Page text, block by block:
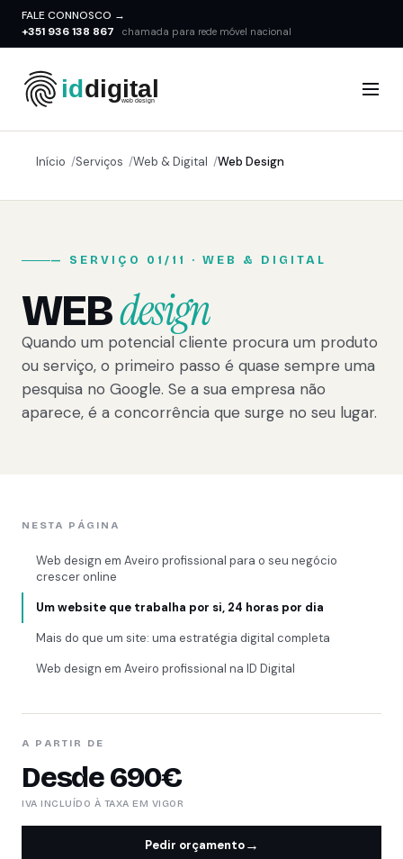
FALE CONNOSCO →
+351 936 138 867
chamada para rede móvel nacional
Início Serviços Web & Digital Web Design
— SERVIÇO 01/11 · WEB & DIGITAL
WEBdesign
Quando um potencial cliente procura um produto
ou serviço, o primeiro passo é quase sempre uma
pesquisa no Google. Se a sua empresa não
aparece, é a concorrência que surge no seu lugar.
NESTA PÁGINA
Web design em Aveiro profissional para o seu negócio
crescer online
Um website que trabalha por si, 24 horas por dia
Mais do que um site: uma estratégia digital completa
Web design em Aveiro profissional na ID Digital
A PARTIR DE
Desde 690€
IVA INCLUÍDO À TAXA EM VIGOR
Pedir orçamento→